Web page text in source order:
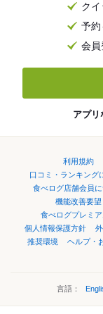
ク
予約
会員
アプリ
利用規約
口コミ・ランキング
食べログ店舗会員
機能改善要望
食べログプレミ
個人情報保護方針
推奨環境
ヘルプ・
言語：